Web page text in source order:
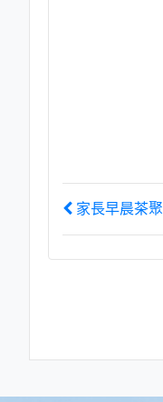
家長早晨茶聚